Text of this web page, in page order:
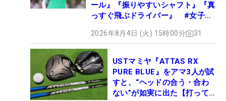
ール』『振りやすいシャフト』『真
っすぐ飛ぶドライバー』 #女子プ
2026年8月4日 (火) 15時00分 31
USTマミヤ『ATTAS RX
PURE BLUE』をアマ3人が試
すと、“ヘッドの合う・合わ
ない”が如実に出た【打って